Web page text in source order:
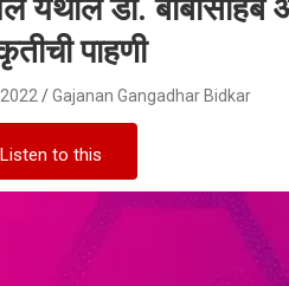
येथील डॉ.
पाहणी
Gajanan Gangadhar Bidkar
Listen to this